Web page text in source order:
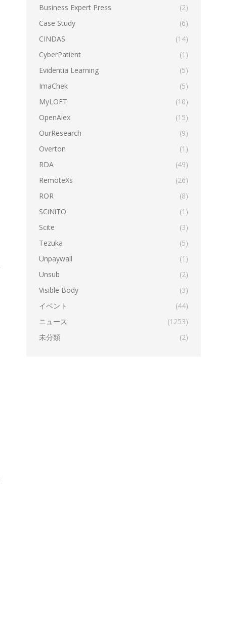
Business Expert Press
(2)
Case Study
(6)
CINDAS
(14)
CyberPatient
(1)
Evidentia Learning
(5)
ImaChek
(5)
MyLOFT
(10)
OpenAlex
(15)
OurResearch
(9)
Overton
(1)
RDA
(49)
RemoteXs
(26)
ROR
(8)
SCiNiTO
(1)
Scite
(3)
Tezuka
(5)
Unpaywall
(1)
Unsub
(2)
Visible Body
(3)
イベント
(44)
ニュース
(1253)
未分類
(2)